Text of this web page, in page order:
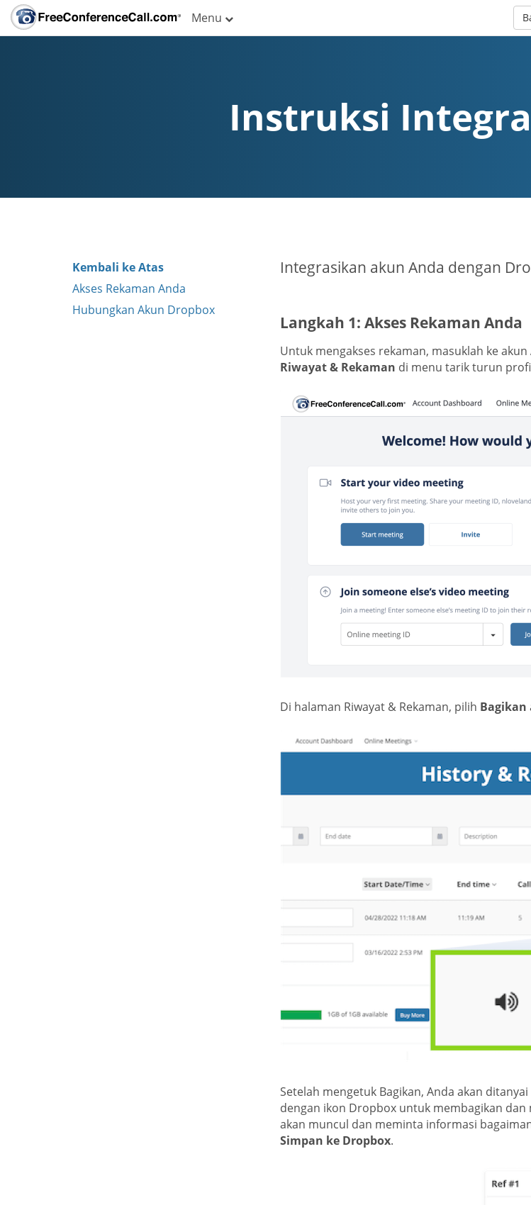
Menu
Instruksi
Kembali ke Atas
Akses Rekaman Anda
Hubungkan Akun Dropbox
Integrasikan akun Anda dengan
Langkah 1: Akses Rekaman Anda
Untuk mengakses rekaman, masuklah ke
Riwayat & Rekaman di menu tarik turun
Di halaman Riwayat & Rekaman, pilih Bagikan
Setelah mengetuk Bagikan, Anda akan
dengan ikon Dropbox untuk membagikan
akan muncul dan meminta informasi
Simpan ke Dropbox.